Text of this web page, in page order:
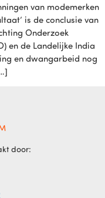
van modemerken
is de conclusie van
Onderzoek
en de Landelijke India
en dwangarbeid nog
door: